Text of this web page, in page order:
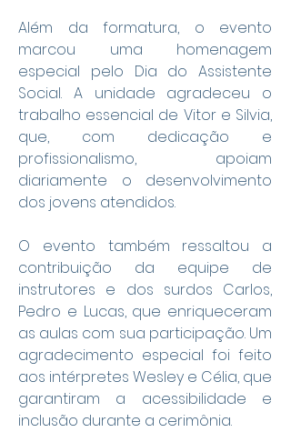
Além da formatura, o evento
marcou uma homenagem
especial pelo Dia do Assistente
Social. A unidade agradeceu o
trabalho essencial de Vitor e Silvia,
que, com dedicação e
profissionalismo, apoiam
diariamente o desenvolvimento
dos jovens atendidos.
O evento também ressaltou a
contribuição da equipe de
instrutores e dos surdos Carlos,
Pedro e Lucas, que enriqueceram
as aulas com sua participação. Um
agradecimento especial foi feito
aos intérpretes Wesley e Célia, que
garantiram a acessibilidade e
inclusão durante a cerimônia.